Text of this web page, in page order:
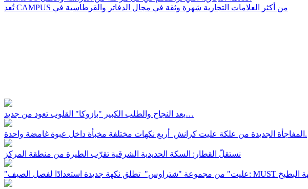
تُعد CAMPUS من أكثر العلامات التجارية شهرة وثقة في مجال الدفاتر والقرطاسية في
بعد النجاح والطلب الكبير "بازوكا" القلوب تعود من جديد…
المفاجأة الجديدة من علكة عليت كرانش أربع نكهات مختلفة مخبأة داخل عبوة غامضة واحدة.
نستقلّ القطار: السكة الحديدية الشرقية تقرّب الطيرة من منطقة المركز